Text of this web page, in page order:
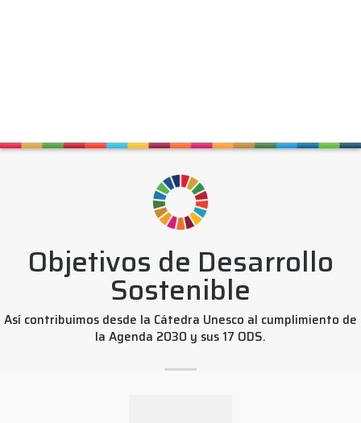
Objetivos de Desarrollo
Sostenible
Así contribuimos desde la Cátedra Unesco al cumplimiento de
la Agenda 2030 y sus 17 ODS.